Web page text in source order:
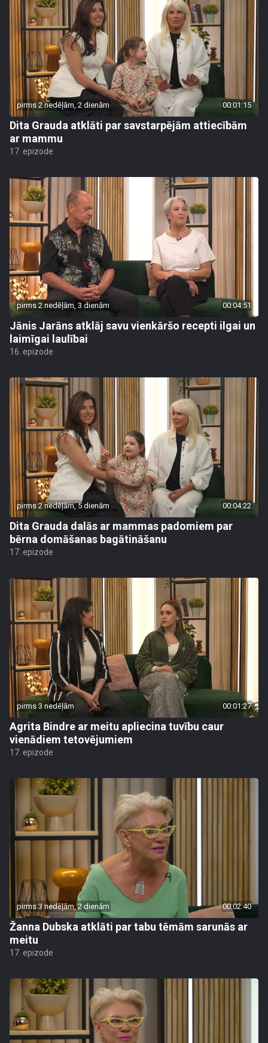
pirms 2 nedēļām, 2 dienām 00:01:15
Dita Grauda atklāti par savstarpējām attiecībām
ar mammu
17. epizode
pirms 2 nedēļām, 3 dienām 00:04:51
Jānis Jarāns atklāj savu vienkāršo recepti ilgai un
laimīgai laulībai
16. epizode
pirms 2 nedēļām, 5 dienām 00:04:22
Dita Grauda dalās ar mammas padomiem par
bērna domāšanas bagātināšanu
17. epizode
pirms 3 nedēļām 00:01:27
Agrita Bindre ar meitu apliecina tuvību caur
vienādiem tetovējumiem
17. epizode
pirms 3 nedēļām, 2 dienām 00:02:40
Žanna Dubska atklāti par tabu tēmām sarunās ar
meitu
17. epizode